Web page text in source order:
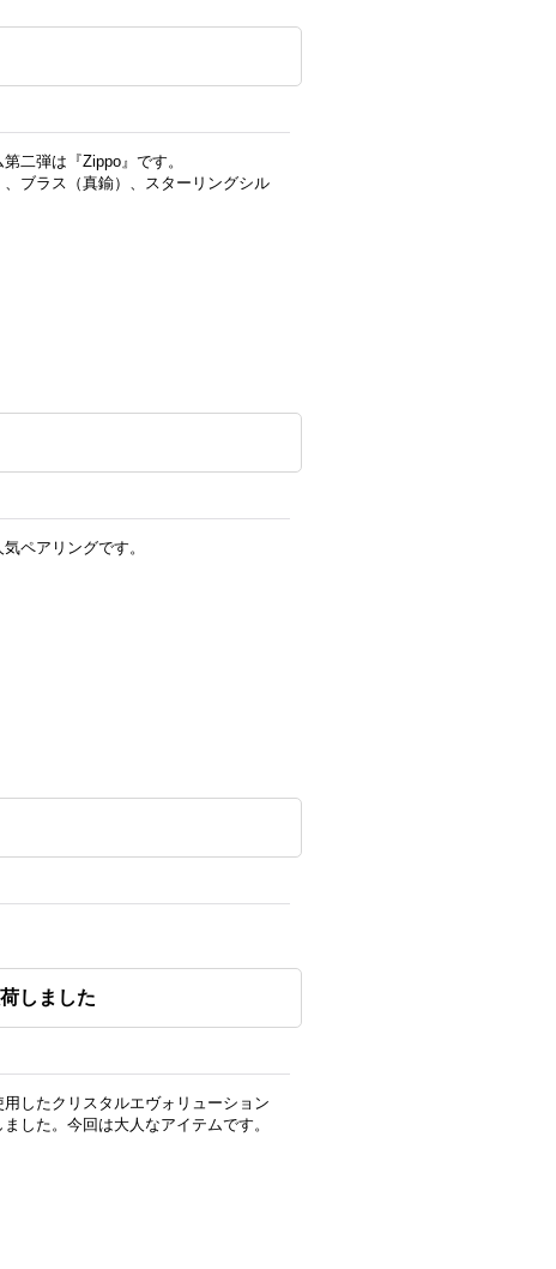
二弾は『Zippo』です。
ブラス（真鍮）、スターリングシル
ペアリングです。
しました
したクリスタルエヴォリューション
した。今回は大人なアイテムです。